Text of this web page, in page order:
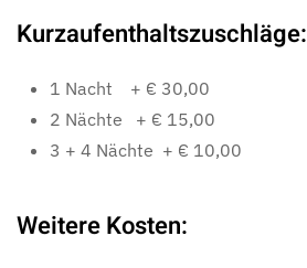
Kurzaufenthaltszuschläge:
1 Nacht + € 30,00
2 Nächte + € 15,00
3 + 4 Nächte + € 10,00
Weitere Kosten: